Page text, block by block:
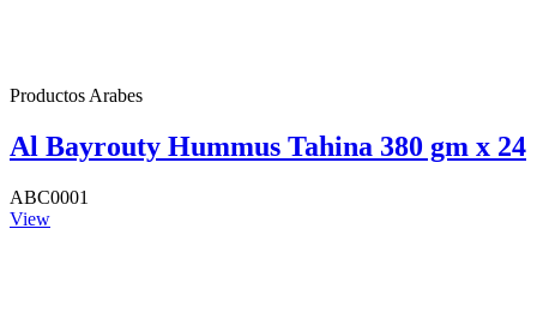
Productos Arabes
Al Bayrouty Hummus Tahina 380 gm x 24
ABC0001
View